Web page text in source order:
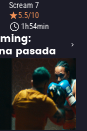
Scream 7
5.5/10
1h54min
pasada